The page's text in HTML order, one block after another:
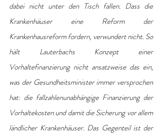
dabei nicht unter den Tisch fallen. Dass die
Krankenhäuser eine Reform der
Krankenhausreform fordern, verwundert nicht. So
hält Lauterbachs Konzept einer
Vorhaltefinanzierung nicht ansatzweise das ein,
was der Gesundheitsminister immer versprochen
hat: die fallzahlenunabhängige Finanzierung der
Vorhaltekosten und damit die Sicherung vor allem
ländlicher Krankenhäuser. Das Gegenteil ist der